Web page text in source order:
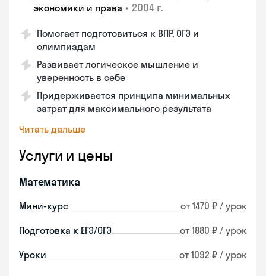
экономики и права • 2004 г.
Помогает подготовиться к ВПР, ОГЭ и
олимпиадам
Развивает логическое мышление и
уверенность в себе
Придерживается принципа минимальных
затрат для максимального результата
Читать дальше
Услуги и цены
Математика
Мини-курс от 1470 ₽ / урок
Подготовка к ЕГЭ/ОГЭ от 1880 ₽ / урок
Уроки от 1092 ₽ / урок